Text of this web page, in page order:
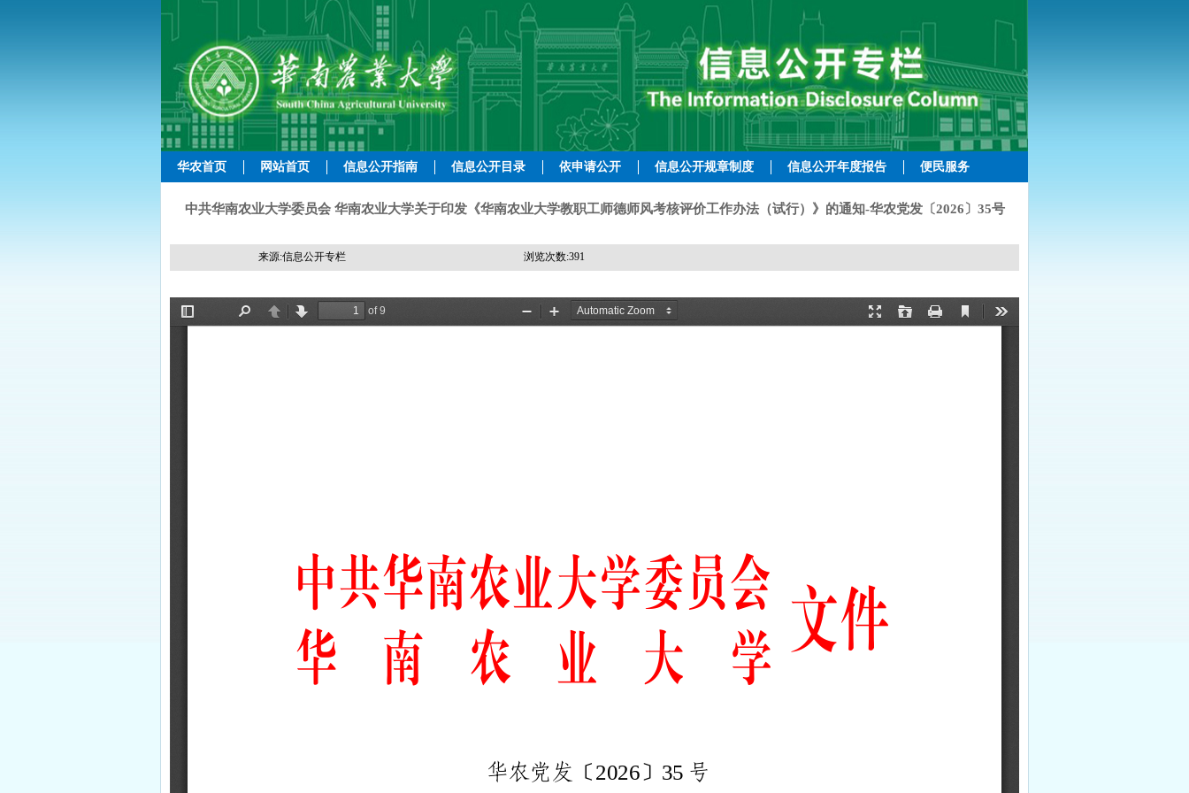
华农首页 网站首页 信息公开指南 信息公开目录 依申请公开 信息公开规章制度 信息公开年度报告 便民服务
中共华南农业大学委员会 华南农业大学关于印发《华南农业大学教职工师德师风考核评价工作办法（试行）》的通知-华农党发〔2026〕35号
来源:信息公开专栏 浏览次数:391